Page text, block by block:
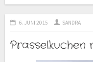
6. JUNI 2015 SANDRA